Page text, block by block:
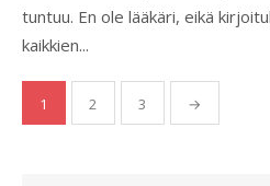
tuntuu. En ole lääkäri, eikä
kaikkien...
Artikkelien
sivutus
1 2 3 →